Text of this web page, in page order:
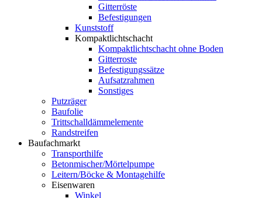
Gitterröste
Befestigungen
Kunststoff
Kompaktlichtschacht
Kompaktlichtschacht ohne Boden
Gitterroste
Befestigungssätze
Aufsatzrahmen
Sonstiges
Putzräger
Baufolie
Trittschalldämmelemente
Randstreifen
Baufachmarkt
Transporthilfe
Betonmischer/Mörtelpumpe
Leitern/Böcke & Montagehilfe
Eisenwaren
Winkel